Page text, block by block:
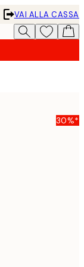
VAI ALLA CASSA
30%*